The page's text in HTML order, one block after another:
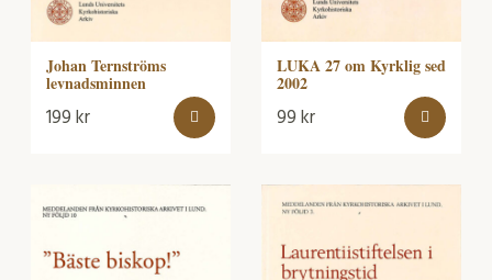
Johan Ternströms
levnadsminnen
199kr
LUKA 27 om Kyrklig sed
2002
99kr